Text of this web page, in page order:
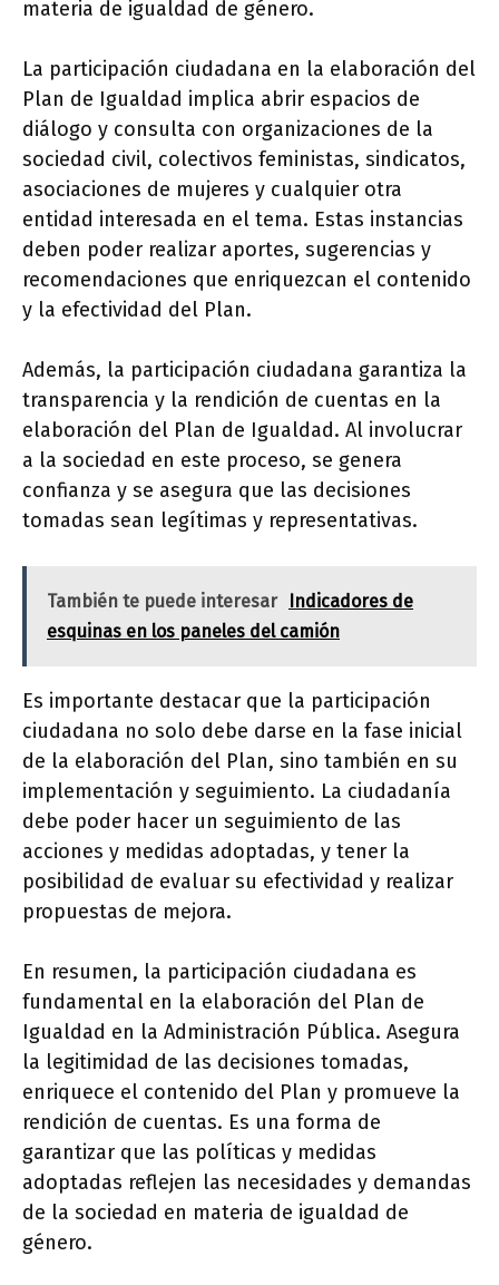
materia de igualdad de género.
La participación ciudadana en la elaboración del
Plan de Igualdad implica abrir espacios de
diálogo y consulta con organizaciones de la
sociedad civil, colectivos feministas, sindicatos,
asociaciones de mujeres y cualquier otra
entidad interesada en el tema. Estas instancias
deben poder realizar aportes, sugerencias y
recomendaciones que enriquezcan el contenido
y la efectividad del Plan.
Además, la participación ciudadana garantiza la
transparencia y la rendición de cuentas en la
elaboración del Plan de Igualdad. Al involucrar
a la sociedad en este proceso, se genera
confianza y se asegura que las decisiones
tomadas sean legítimas y representativas.
También te puede interesar
Indicadores de
esquinas en los paneles del camión
Es importante destacar que la participación
ciudadana no solo debe darse en la fase inicial
de la elaboración del Plan, sino también en su
implementación y seguimiento. La ciudadanía
debe poder hacer un seguimiento de las
acciones y medidas adoptadas, y tener la
posibilidad de evaluar su efectividad y realizar
propuestas de mejora.
En resumen, la participación ciudadana es
fundamental en la elaboración del Plan de
Igualdad en la Administración Pública. Asegura
la legitimidad de las decisiones tomadas,
enriquece el contenido del Plan y promueve la
rendición de cuentas. Es una forma de
garantizar que las políticas y medidas
adoptadas reflejen las necesidades y demandas
de la sociedad en materia de igualdad de
género.